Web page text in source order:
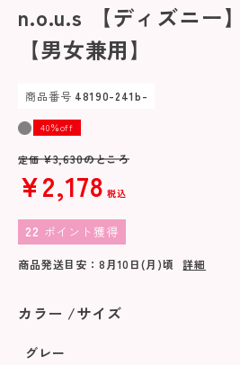
n.o.u.s 【ディズニー
【男女兼用】
商品番号 48190-241b-
40％off
定価 ¥3,630のところ
¥2,178 税込
22 ポイント獲得
商品発送目安： 8月10日(月)頃 詳細
カラー サイズ
グレー